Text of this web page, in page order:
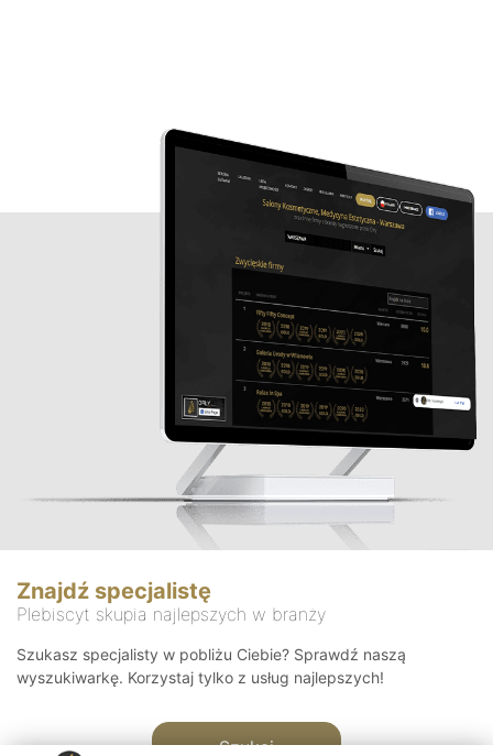
Znajdź specjalistę
Plebiscyt skupia najlepszych w branży
Szukasz specjalisty w pobliżu Ciebie? Sprawdź naszą
wyszukiwarkę. Korzystaj tylko z usług najlepszych!
Szukaj